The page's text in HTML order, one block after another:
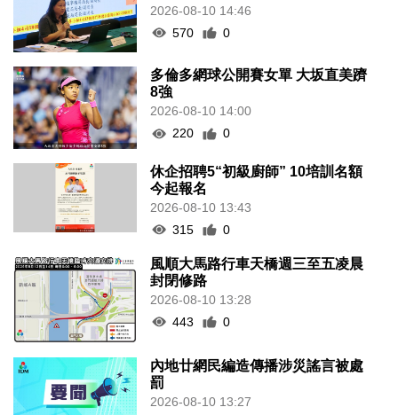
2026-08-10 14:46
570
0
多倫多網球公開賽女單 大坂直美躋
8強
2026-08-10 14:00
220
0
休企招聘5“初級廚師” 10培訓名額
今起報名
2026-08-10 13:43
315
0
風順大馬路行車天橋週三至五凌晨
封閉修路
2026-08-10 13:28
443
0
內地廿網民編造傳播涉災謠言被處
罰
2026-08-10 13:27